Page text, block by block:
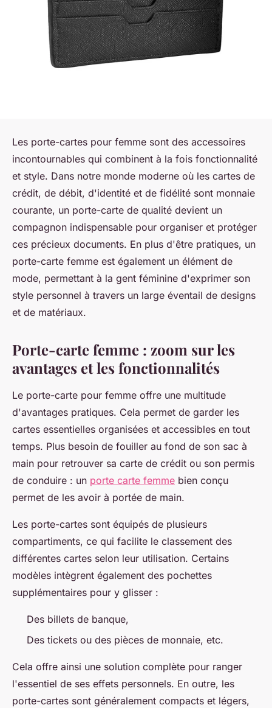
Les porte-cartes pour femme sont des accessoires
incontournables qui combinent à la fois fonctionnalité
et style. Dans notre monde moderne où les cartes de
crédit, de débit, d'identité et de fidélité sont monnaie
courante, un porte-carte de qualité devient un
compagnon indispensable pour organiser et protéger
ces précieux documents. En plus d'être pratiques, un
porte-carte femme est également un élément de
mode, permettant à la gent féminine d'exprimer son
style personnel à travers un large éventail de designs
et de matériaux.
Porte-carte femme : zoom sur les
avantages et les fonctionnalités
Le porte-carte pour femme offre une multitude
d'avantages pratiques. Cela permet de garder les
cartes essentielles organisées et accessibles en tout
temps. Plus besoin de fouiller au fond de son sac à
main pour retrouver sa carte de crédit ou son permis
de conduire : un porte carte femme bien conçu
permet de les avoir à portée de main.
Les porte-cartes sont équipés de plusieurs
compartiments, ce qui facilite le classement des
différentes cartes selon leur utilisation. Certains
modèles intègrent également des pochettes
supplémentaires pour y glisser :
Des billets de banque,
Des tickets ou des pièces de monnaie, etc.
Cela offre ainsi une solution complète pour ranger
l'essentiel de ses effets personnels. En outre, les
porte-cartes sont généralement compacts et légers,